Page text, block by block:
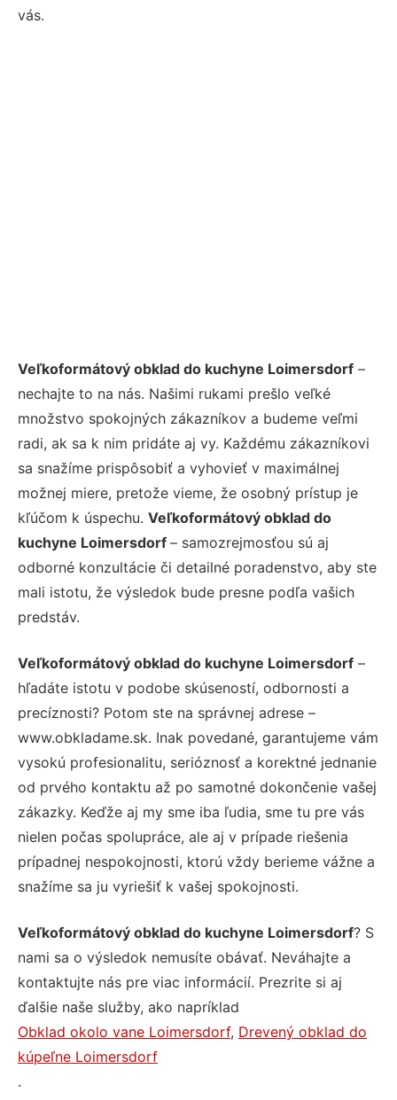
vás.
Veľkoformátový obklad do kuchyne Loimersdorf –
nechajte to na nás. Našimi rukami prešlo veľké
množstvo spokojných zákazníkov a budeme veľmi
radi, ak sa k nim pridáte aj vy. Každému zákazníkovi
sa snažíme prispôsobiť a vyhovieť v maximálnej
možnej miere, pretože vieme, že osobný prístup je
kľúčom k úspechu. Veľkoformátový obklad do
kuchyne Loimersdorf – samozrejmosťou sú aj
odborné konzultácie či detailné poradenstvo, aby ste
mali istotu, že výsledok bude presne podľa vašich
predstáv.
Veľkoformátový obklad do kuchyne Loimersdorf –
hľadáte istotu v podobe skúseností, odbornosti a
precíznosti? Potom ste na správnej adrese –
www.obkladame.sk. Inak povedané, garantujeme vám
vysokú profesionalitu, serióznosť a korektné jednanie
od prvého kontaktu až po samotné dokončenie vašej
zákazky. Keďže aj my sme iba ľudia, sme tu pre vás
nielen počas spolupráce, ale aj v prípade riešenia
prípadnej nespokojnosti, ktorú vždy berieme vážne a
snažíme sa ju vyriešiť k vašej spokojnosti.
Veľkoformátový obklad do kuchyne Loimersdorf? S
nami sa o výsledok nemusíte obávať. Neváhajte a
kontaktujte nás pre viac informácií. Prezrite si aj
ďalšie naše služby, ako napríklad
Obklad okolo vane Loimersdorf, Drevený obklad do
kúpeľne Loimersdorf
.